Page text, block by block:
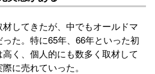
してきたが、中でもオールドマ
た。特に65年、66年といった初
く、個人的にも数多く取材して
に売れていった。